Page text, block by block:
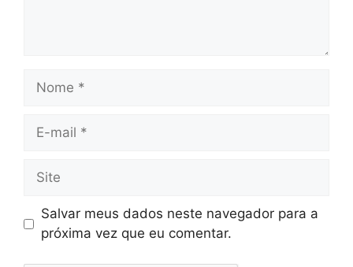
Salvar meus dados neste navegador para a
próxima vez que eu comentar.